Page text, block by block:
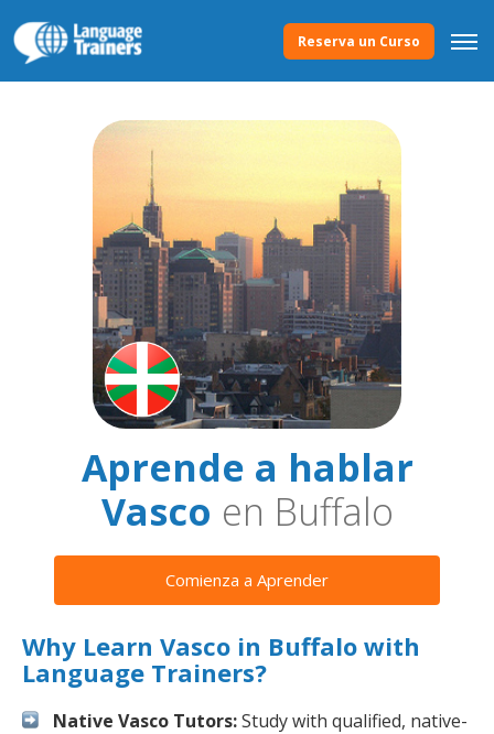
Reserva un Curso
Aprende a hablar
Vasco en Buffalo
Comienza a Aprender
Why Learn Vasco in Buffalo with
Language Trainers?
Native Vasco Tutors:Study with qualified, native-